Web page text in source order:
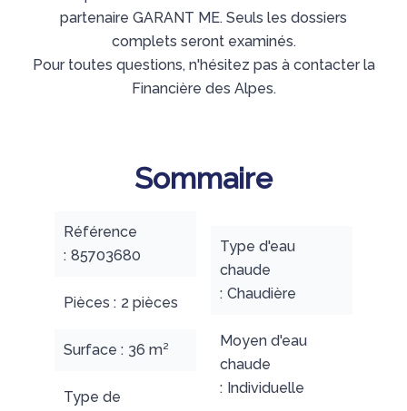
partenaire GARANT ME. Seuls les dossiers
complets seront examinés.
Pour toutes questions, n'hésitez pas à contacter la
Financière des Alpes.
Sommaire
Référence
85703680
Pièces 2 pièces
Surface 36 m²
Type de
Type d'eau
chaude
Chaudière
Moyen d'eau
chaude
Individuelle